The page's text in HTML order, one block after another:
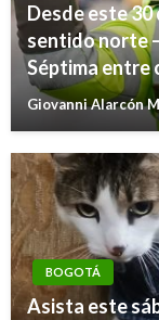
Desde este
sentido norte
Séptima entre
Giovanni Alarcón
BOGOTÁ
Asista este